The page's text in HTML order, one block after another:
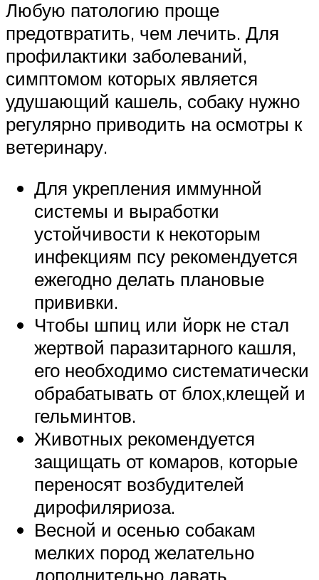
Любую патологию проще
предотвратить, чем лечить. Для
профилактики заболеваний,
симптомом которых является
удушающий кашель, собаку нужно
регулярно приводить на осмотры к
ветеринару.
Для укрепления иммунной
системы и выработки
устойчивости к некоторым
инфекциям псу рекомендуется
ежегодно делать плановые
прививки.
Чтобы шпиц или йорк не стал
жертвой паразитарного кашля,
его необходимо систематически
обрабатывать от блох,клещей и
гельминтов.
Животных рекомендуется
защищать от комаров, которые
переносят возбудителей
дирофиляриоза.
Весной и осенью собакам
мелких пород желательно
дополнительно давать